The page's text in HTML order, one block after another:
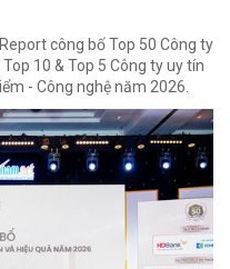
công bố Top 50 Công ty
10 & Top 5 Công ty uy tín
- Công nghệ năm 2026.